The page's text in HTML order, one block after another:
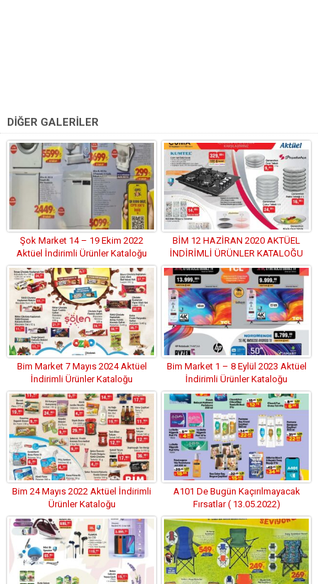
DİĞER GALERİLER
Şok Market 14 – 19 Ekim 2022
Aktüel İndirimli Ürünler Kataloğu
BİM 12 HAZİRAN 2020 AKTÜEL
İNDİRİMLİ ÜRÜNLER KATALOĞU
Bim Market 7 Mayıs 2024 Aktüel
İndirimli Ürünler Kataloğu
Bim Market 1 – 8 Eylül 2023 Aktüel
İndirimli Ürünler Kataloğu
Bim 24 Mayıs 2022 Aktüel İndirimli
Ürünler Kataloğu
A101 De Bugün Kaçırılmayacak
Fırsatlar ( 13.05.2022)